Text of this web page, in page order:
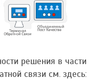
решения в части
связи см. здесь: